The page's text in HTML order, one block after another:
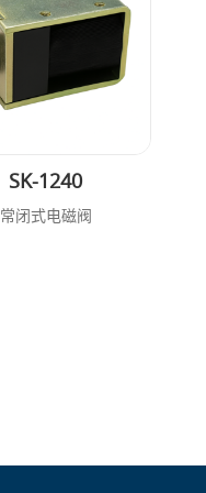
SK-1240
常闭式电磁阀